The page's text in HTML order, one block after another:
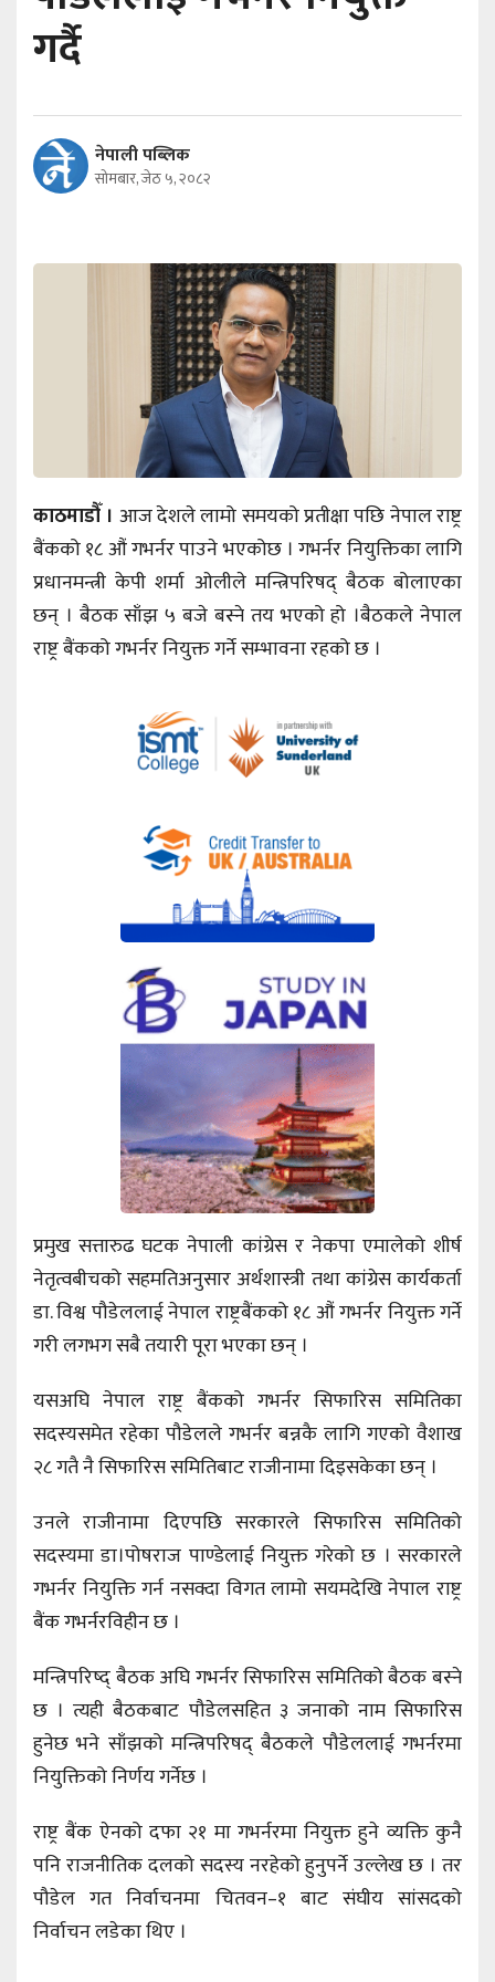
गर्दै
नेपाली पब्लिक
सोमबार, जेठ ५, २०८२
काठमाडौँ । आज देशले लामो समयको प्रतीक्षा पछि नेपाल राष्ट्र
बैंकको १८ औं गभर्नर पाउने भएकोछ । गभर्नर नियुक्तिका लागि
प्रधानमन्त्री केपी शर्मा ओलीले मन्त्रिपरिषद् बैठक बोलाएका
छन् । बैठक साँझ ५ बजे बस्ने तय भएको हो ।बैठकले नेपाल
राष्ट्र बैंकको गभर्नर नियुक्त गर्ने सम्भावना रहको छ ।
प्रमुख सत्तारुढ घटक नेपाली कांग्रेस र नेकपा एमालेको शीर्ष
नेतृत्वबीचको सहमतिअनुसार अर्थशास्त्री तथा कांग्रेस कार्यकर्ता
डा. विश्व पौडेललाई नेपाल राष्ट्रबैंकको १८ औं गभर्नर नियुक्त गर्ने
गरी लगभग सबै तयारी पूरा भएका छन् ।
यसअघि नेपाल राष्ट्र बैंकको गभर्नर सिफारिस समितिका
सदस्यसमेत रहेका पौडेलले गभर्नर बन्नकै लागि गएको वैशाख
२८ गतै नै सिफारिस समितिबाट राजीनामा दिइसकेका छन् ।
उनले राजीनामा दिएपछि सरकारले सिफारिस समितिको
सदस्यमा डा।पोषराज पाण्डेलाई नियुक्त गरेको छ । सरकारले
गभर्नर नियुक्ति गर्न नसक्दा विगत लामो सयमदेखि नेपाल राष्ट्र
बैंक गभर्नरविहीन छ ।
मन्त्रिपरिष्द् बैठक अघि गभर्नर सिफारिस समितिको बैठक बस्ने
छ । त्यही बैठकबाट पौडेलसहित ३ जनाको नाम सिफारिस
हुनेछ भने साँझको मन्त्रिपरिषद् बैठकले पौडेललाई गभर्नरमा
नियुक्तिको निर्णय गर्नेछ ।
राष्ट्र बैंक ऐनको दफा २१ मा गभर्नरमा नियुक्त हुने व्यक्ति कुनै
पनि राजनीतिक दलको सदस्य नरहेको हुनुपर्ने उल्लेख छ । तर
पौडेल गत निर्वाचनमा चितवन–१ बाट संघीय सांसदको
निर्वाचन लडेका थिए ।